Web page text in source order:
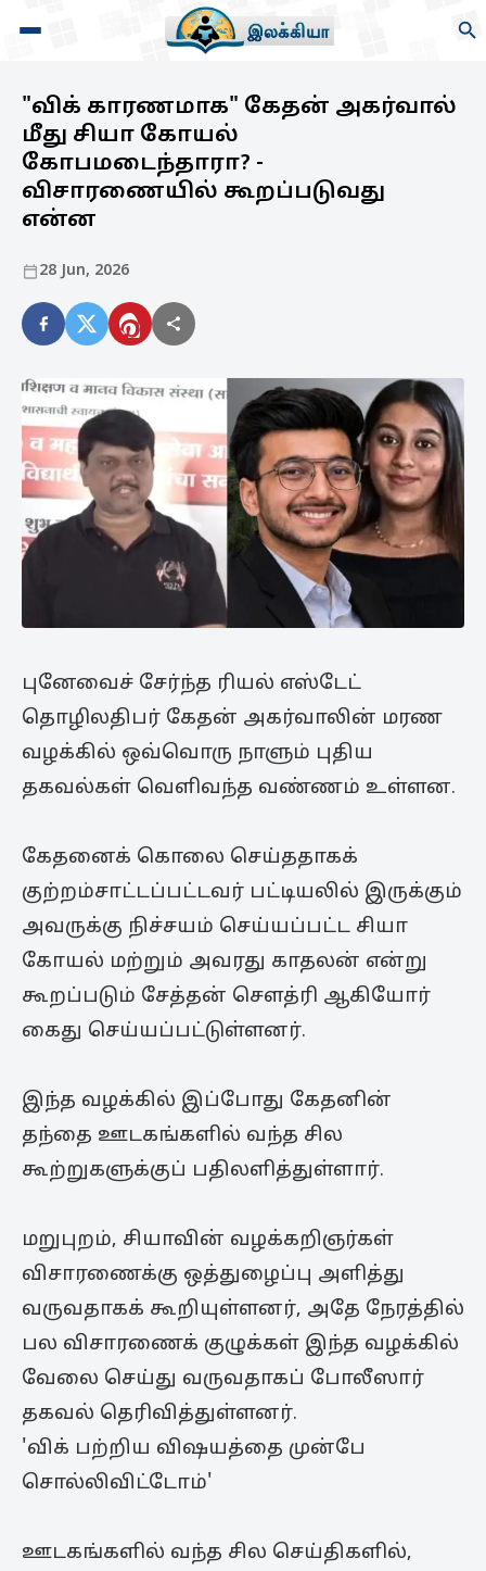
"விக் காரணமாக" கேதன் அகர்வால்
மீது சியா கோயல்
கோபமடைந்தாரா? -
விசாரணையில் கூறப்படுவது
என்ன
28 Jun, 2026
புனேவைச் சேர்ந்த ரியல் எஸ்டேட்
தொழிலதிபர் கேதன் அகர்வாலின் மரண
வழக்கில் ஒவ்வொரு நாளும் புதிய
தகவல்கள் வெளிவந்த வண்ணம் உள்ளன.
கேதனைக் கொலை செய்ததாகக்
குற்றம்சாட்டப்பட்டவர் பட்டியலில் இருக்கும்
அவருக்கு நிச்சயம் செய்யப்பட்ட சியா
கோயல் மற்றும் அவரது காதலன் என்று
கூறப்படும் சேத்தன் சௌத்ரி ஆகியோர்
கைது செய்யப்பட்டுள்ளனர்.
இந்த வழக்கில் இப்போது கேதனின்
தந்தை ஊடகங்களில் வந்த சில
கூற்றுகளுக்குப் பதிலளித்துள்ளார்.
மறுபுறம், சியாவின் வழக்கறிஞர்கள்
விசாரணைக்கு ஒத்துழைப்பு அளித்து
வருவதாகக் கூறியுள்ளனர், அதே நேரத்தில்
பல விசாரணைக் குழுக்கள் இந்த வழக்கில்
வேலை செய்து வருவதாகப் போலீஸார்
தகவல் தெரிவித்துள்ளனர்.
'விக் பற்றிய விஷயத்தை முன்பே
சொல்லிவிட்டோம்'
ஊடகங்களில் வந்த சில செய்திகளில்,